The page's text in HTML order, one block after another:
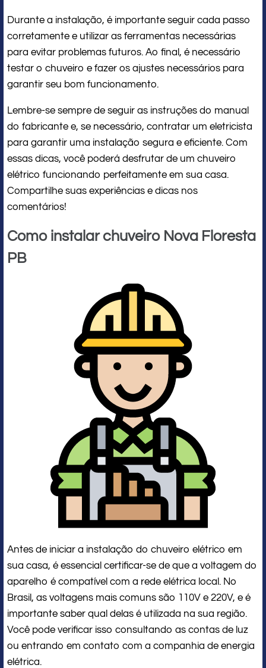
Durante a instalação, é importante seguir cada passo
corretamente e utilizar as ferramentas necessárias
para evitar problemas futuros. Ao final, é necessário
testar o chuveiro e fazer os ajustes necessários para
garantir seu bom funcionamento.
Lembre-se sempre de seguir as instruções do manual
do fabricante e, se necessário, contratar um eletricista
para garantir uma instalação segura e eficiente. Com
essas dicas, você poderá desfrutar de um chuveiro
elétrico funcionando perfeitamente em sua casa.
Compartilhe suas experiências e dicas nos
comentários!
Como instalar chuveiro Nova Floresta
PB
Antes de iniciar a instalação do chuveiro elétrico em
sua casa, é essencial certificar-se de que a voltagem do
aparelho é compatível com a rede elétrica local. No
Brasil, as voltagens mais comuns são 110V e 220V, e é
importante saber qual delas é utilizada na sua região.
Você pode verificar isso consultando as contas de luz
ou entrando em contato com a companhia de energia
elétrica.